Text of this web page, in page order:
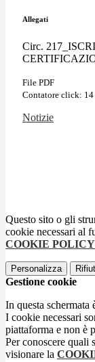
Allegati
Circ.
File PDF
Contatore click: 14
Notizie
Questo sito o gli
cookie necessari al
COOKIE POLICY
Personalizza
Gestione cookie
In questa schermata
I cookie necessari
piattaforma e non è
Per conoscere quali
visionare la